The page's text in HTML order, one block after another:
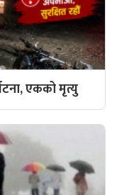
एकको मृत्यु